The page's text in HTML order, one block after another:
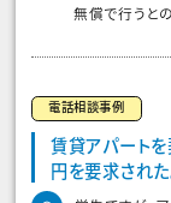
無償で行うと
電話相談事例
賃貸アパート
円を要求された